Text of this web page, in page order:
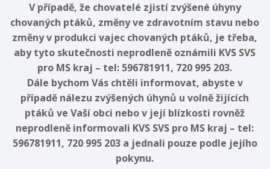
V případě, že chovatelé zjistí zvýšené úhyny
chovaných ptáků, změny ve zdravotním stavu nebo
změny v produkci vajec chovaných ptáků, je třeba,
aby tyto skutečnosti neprodleně oznámili KVS SVS
pro MS kraj – tel: 596781911, 720 995 203.
Dále bychom Vás chtěli informovat, abyste v
případě nálezu zvýšených úhynů u volně žijících
ptáků ve Vaší obci nebo v její blízkosti rovněž
neprodleně informovali KVS SVS pro MS kraj – tel:
596781911, 720 995 203 a jednali pouze podle jejího
pokynu.